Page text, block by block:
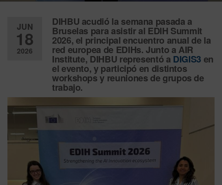
JUN
18
2026
DIHBU acudió la semana pasada a
Bruselas para asistir al EDIH Summit
2026, el principal encuentro anual de la
red europea de EDIHs. Junto a AIR
Institute, DIHBU representó a DIGIS3 en
el evento, y participó en distintos
workshops y reuniones de grupos de
trabajo.